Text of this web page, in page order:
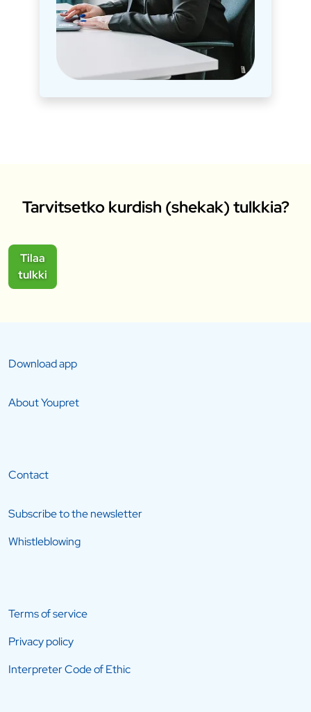
Tarvitsetko kurdish (shekak) tulkkia?
Tilaa
tulkki
Download app
About Youpret
Contact
Subscribe to the newsletter
Whistleblowing
Terms of service
Privacy policy
Interpreter Code of Ethic